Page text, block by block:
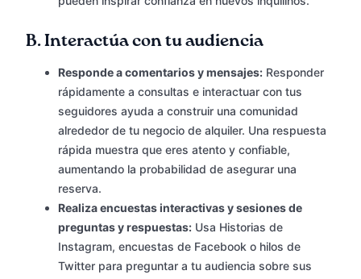
B.Interactúa con tu audiencia
Responde a comentarios y mensajes: Responder
rápidamente a consultas e interactuar con tus
seguidores ayuda a construir una comunidad
alrededor de tu negocio de alquiler. Una respuesta
rápida muestra que eres atento y confiable,
aumentando la probabilidad de asegurar una
reserva.
Realiza encuestas interactivas y sesiones de
preguntas y respuestas: Usa Historias de
Instagram, encuestas de Facebook o hilos de
Twitter para preguntar a tu audiencia sobre sus